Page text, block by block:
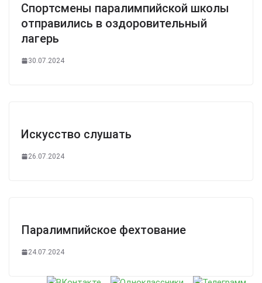
Спортсмены паралимпийской школы
отправились в оздоровительный
лагерь
30.07.2024
Искусство слушать
26.07.2024
Паралимпийское фехтование
24.07.2024